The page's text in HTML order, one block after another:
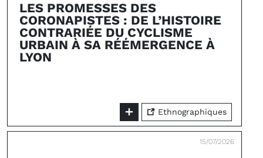
LES PROMESSES DES
CORONAPISTES : DE L’HISTOIRE
CONTRARIÉE DU CYCLISME
URBAIN À SA RÉÉMERGENCE À
LYON
Ethnographiques
15/07/2026